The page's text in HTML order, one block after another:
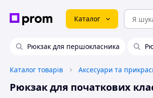
Каталог
Рюкзак для першокласника
Каталог товарів Аксесуари та
Рюкзак для початкових